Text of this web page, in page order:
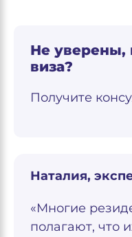
Не уверены,
виза?
Получите
Наталия,
«Многие
полагают, что